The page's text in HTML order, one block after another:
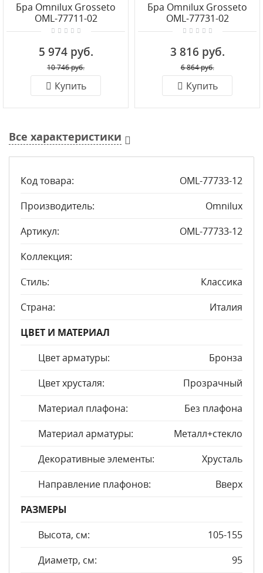
Бра Omnilux Grosseto
OML-77711-02
5 974 руб.
10 746 руб.
Купить
Бра Omnilux Grosseto
OML-77731-02
3 816 руб.
6 864 руб.
Купить
Все характеристики
Код товара:
OML-77733-12
Производитель:
Omnilux
Артикул:
OML-77733-12
Коллекция:
Стиль:
Классика
Страна:
Италия
ЦВЕТ И МАТЕРИАЛ
Цвет арматуры:
Бронза
Цвет хрусталя:
Прозрачный
Материал плафона:
Без плафона
Материал арматуры:
Металл+стекло
Декоративные элементы:
Хрусталь
Направление плафонов:
Вверх
РАЗМЕРЫ
Высота, см:
105-155
Диаметр, см:
95